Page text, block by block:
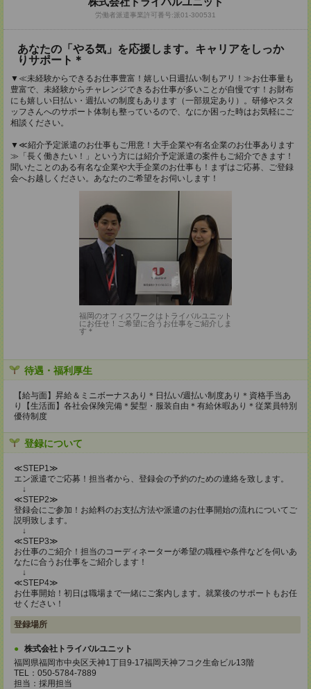
労働者派遣事業許可番号:派01-300531
あなたの「やる気」を応援します。キャリアをしっか
りサポート＊
▼≪未経験からできるお仕事豊富！嬉しい日週払い制もアリ！≫お仕事量も
豊富で、未経験からチャレンジできるお仕事が多いことが自慢です！お財布
にも嬉しい日払い・週払いの制度もあります（一部規定あり）。研修やスタ
ッフさんへのサポート体制も整っているので、なにか困った時はお気軽にご
相談ください。
▼≪紹介予定派遣のお仕事もご用意！大手企業や有名企業のお仕事あります
≫「長く働きたい！」という方には紹介予定派遣の案件もご紹介できます！
聞いたことのある有名な企業や大手企業のお仕事も！まずはご応募、ご登録
会へお越しください。あなたのご希望をお伺いします！
福岡のオフィスワークはトライバルユニット
にお任せ！ご希望に合うお仕事をご紹介しま
す＊
待遇・福利厚生
【給与面】昇給＆ミニボーナスあり＊日払い/週払い制度あり＊資格手当あ
り【生活面】各社会保険完備＊髪型・服装自由＊有給休暇あり＊従業員特別
優待制度
登録について
≪STEP1≫
エン派遣でご応募！担当者から、登録会の予約のための連絡を致します。
↓
≪STEP2≫
登録会にご参加！お給料のお支払方法や派遣のお仕事開始の流れについてご
説明致します。
↓
≪STEP3≫
お仕事のご紹介！担当のコーディネーターが希望の職種や条件などを伺いあ
なたに合うお仕事をご紹介します！
↓
≪STEP4≫
お仕事開始！初日は職場まで一緒にご案内します。就業後のサポートもお任
せください！
登録場所
株式会社トライバルユニット
福岡県福岡市中央区天神1丁目9-17福岡天神フコク生命ビル13階
TEL：050-5784-7889
担当：採用担当